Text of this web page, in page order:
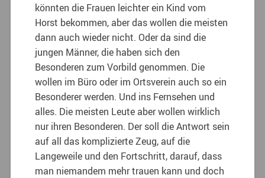
könnten die Frauen leichter ein Kind vom
Horst bekommen, aber das wollen die meisten
dann auch wieder nicht. Oder da sind die
jungen Männer, die haben sich den
Besonderen zum Vorbild genommen. Die
wollen im Büro oder im Ortsverein auch so ein
Besonderer werden. Und ins Fernsehen und
alles. Die meisten Leute aber wollen wirklich
nur ihren Besonderen. Der soll die Antwort sein
auf all das komplizierte Zeug, auf die
Langeweile und den Fortschritt, darauf, dass
man niemandem mehr trauen kann und doch